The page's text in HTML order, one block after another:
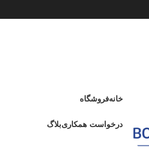
خانهفروشگاه
درخواست همکاریبلاگ